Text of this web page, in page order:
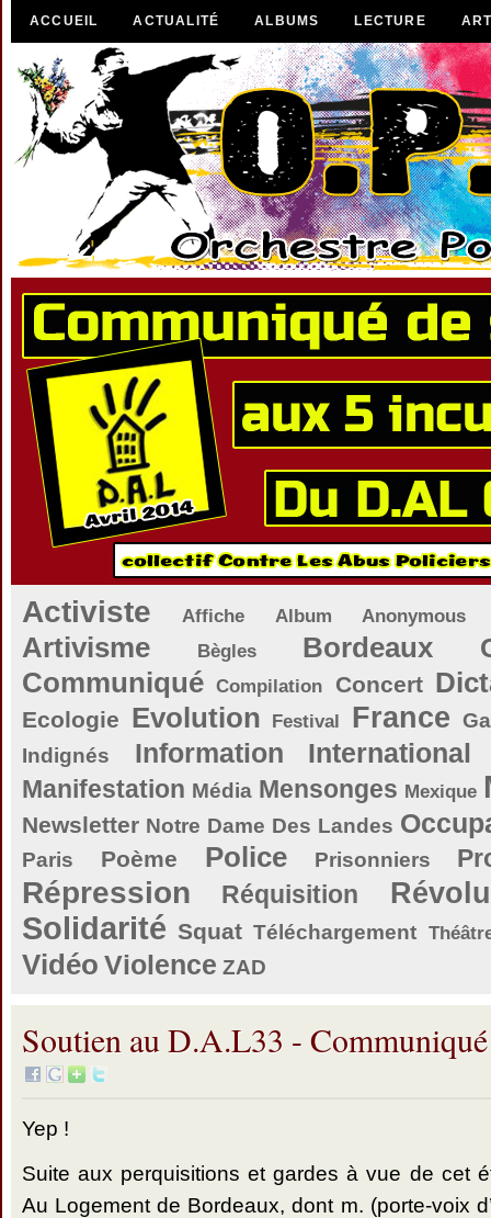
ACCUEIL ACTUALITÉ ALBUMS LECTURE
Activiste Affiche Album Anonymous
Artivisme Bègles Bordeaux
Communiqué Compilation Concert
Ecologie Evolution Festival France
Indignés
Information International
Manifestation Média Mensonges Mexique
Newsletter Notre Dame Des Landes
Paris Poème Police Prisonniers
Répression Réquisition
Solidarité Squat Téléchargement
Vidéo Violence ZAD
Soutien au D.A.L33 - Communiqué
Yep !
Suite aux perquisitions et gardes à vue de cet
Au Logement de Bordeaux, dont m. (porte-voix